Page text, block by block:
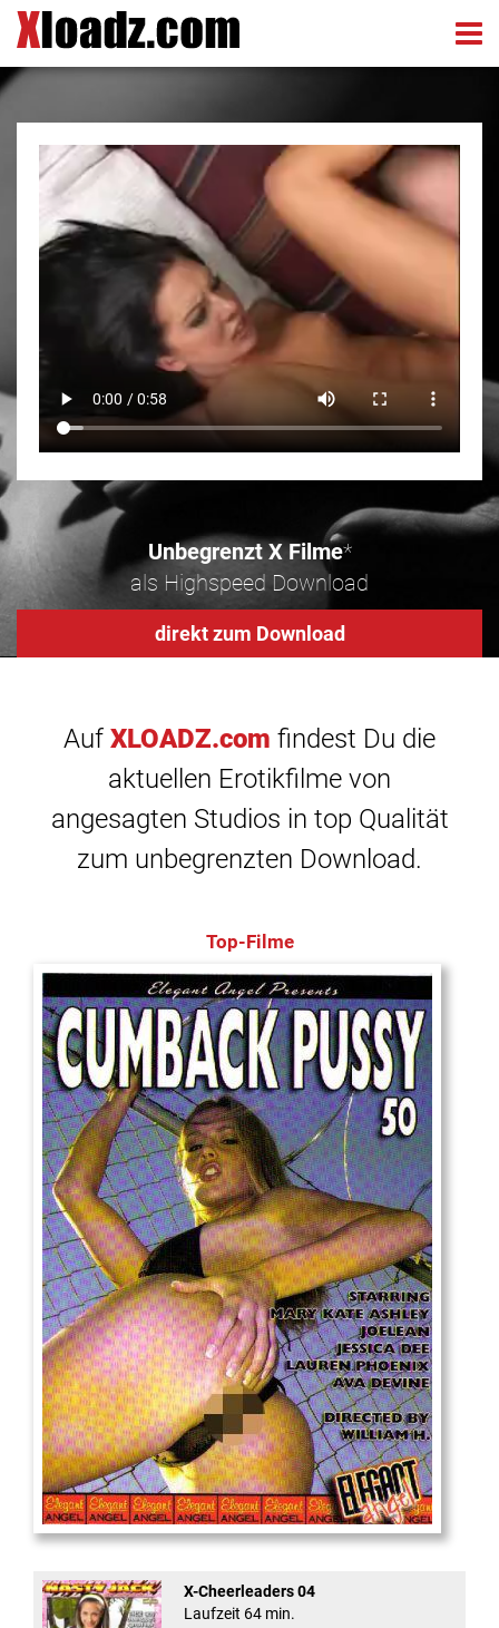
Unbegrenzt X Filme*
als Highspeed Download
direkt zum Download
Auf XLOADZ.com findest Du die
aktuellen Erotikfilme von
angesagten Studios in top Qualität
zum unbegrenzten Download.
Top-Filme
Cum Back Pussy #60
X-Cheerleaders 04
Laufzeit 64 min.